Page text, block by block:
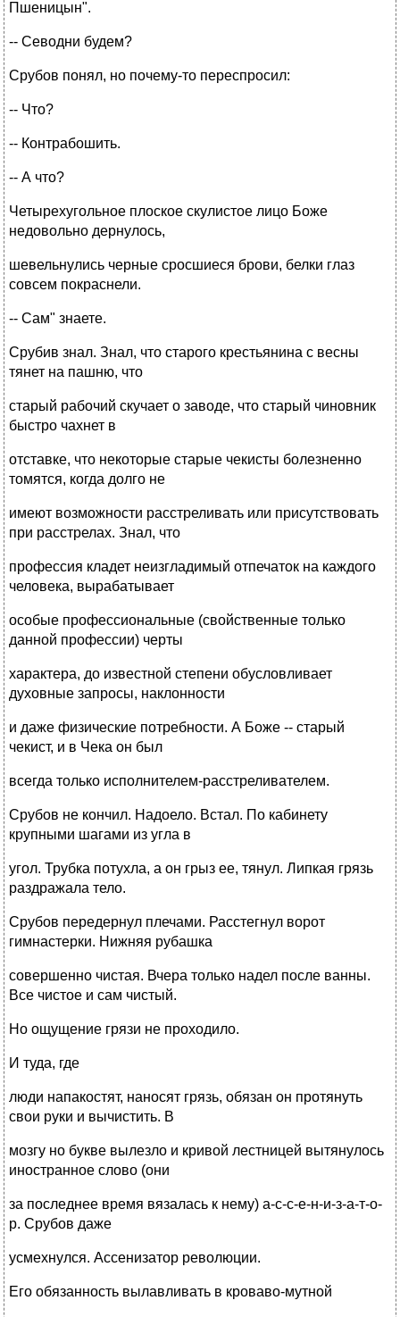
Пшеницын".
-- Севодни будем?
Срубов понял, но почему-то переспросил:
-- Что?
-- Контрабошить.
-- А что?
Четырехугольное плоское скулистое лицо Боже
недовольно дернулось,
шевельнулись черные сросшиеся брови, белки глаз
совсем покраснели.
-- Сам" знаете.
Срубив знал. Знал, что старого крестьянина с весны
тянет на пашню, что
старый рабочий скучает о заводе, что старый чиновник
быстро чахнет в
отставке, что некоторые старые чекисты болезненно
томятся, когда долго не
имеют возможности расстреливать или присутствовать
при расстрелах. Знал, что
профессия кладет неизгладимый отпечаток на каждого
человека, вырабатывает
особые профессиональные (свойственные только
данной профессии) черты
характера, до известной степени обусловливает
духовные запросы, наклонности
и даже физические потребности. А Боже -- старый
чекист, и в Чека он был
всегда только исполнителем-расстреливателем.
Срубов не кончил. Надоело. Встал. По кабинету
крупными шагами из угла в
угол. Трубка потухла, а он грыз ее, тянул. Липкая грязь
раздражала тело.
Срубов передернул плечами. Расстегнул ворот
гимнастерки. Нижняя рубашка
совершенно чистая. Вчера только надел после ванны.
Все чистое и сам чистый.
Но ощущение грязи не проходило.
И туда, где
люди напакостят, наносят грязь, обязан он протянуть
свои руки и вычистить. В
мозгу но букве вылезло и кривой лестницей вытянулось
иностранное слово (они
за последнее время вязалась к нему) а-с-с-е-н-и-з-а-т-о-
р. Срубов даже
усмехнулся. Ассенизатор революции.
Его обязанность вылавливать в кроваво-мутной